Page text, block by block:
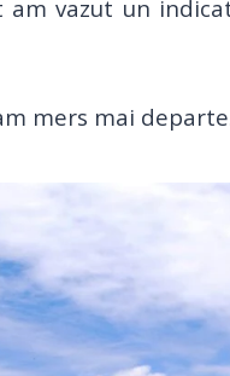
am vazut un
mers mai